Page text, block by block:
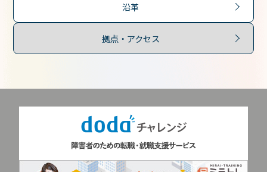
沿革
拠点・アクセス